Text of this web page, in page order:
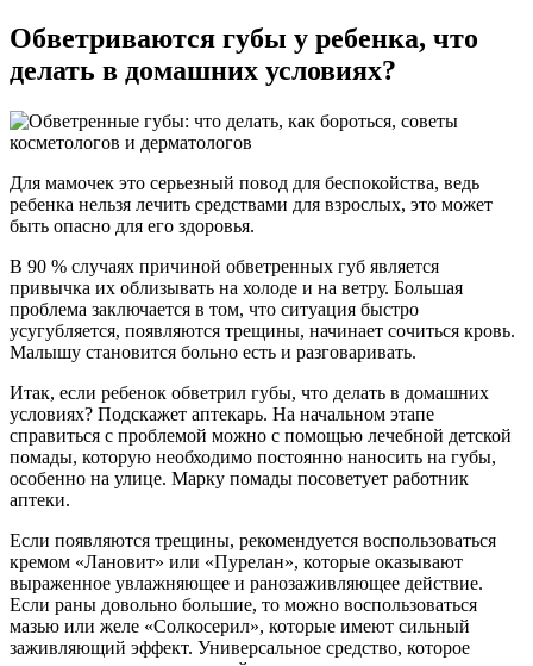
Обветриваются губы у ребенка, что
делать в домашних условиях?
Для мамочек это серьезный повод для беспокойства, ведь
ребенка нельзя лечить средствами для взрослых, это может
быть опасно для его здоровья.
В 90 % случаях причиной обветренных губ является
привычка их облизывать на холоде и на ветру. Большая
проблема заключается в том, что ситуация быстро
усугубляется, появляются трещины, начинает сочиться кровь.
Малышу становится больно есть и разговаривать.
Итак, если ребенок обветрил губы, что делать в домашних
условиях? Подскажет аптекарь. На начальном этапе
справиться с проблемой можно с помощью лечебной детской
помады, которую необходимо постоянно наносить на губы,
особенно на улице. Марку помады посоветует работник
аптеки.
Если появляются трещины, рекомендуется воспользоваться
кремом «Лановит» или «Пурелан», которые оказывают
выраженное увлажняющее и ранозаживляющее действие.
Если раны довольно большие, то можно воспользоваться
мазью или желе «Солкосерил», которые имеют сильный
заживляющий эффект. Универсальное средство, которое